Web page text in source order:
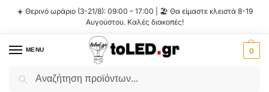
☀️ Θερινό ωράριο (3-21/8): 09:00 – 17:00 | 🏖️ Θα είμαστε κλειστά 8-19
Αυγούστου. Καλές διακοπές!
MENU 0
Flash Sale ⚡ 10% Έκπτωση με τον κωδικό